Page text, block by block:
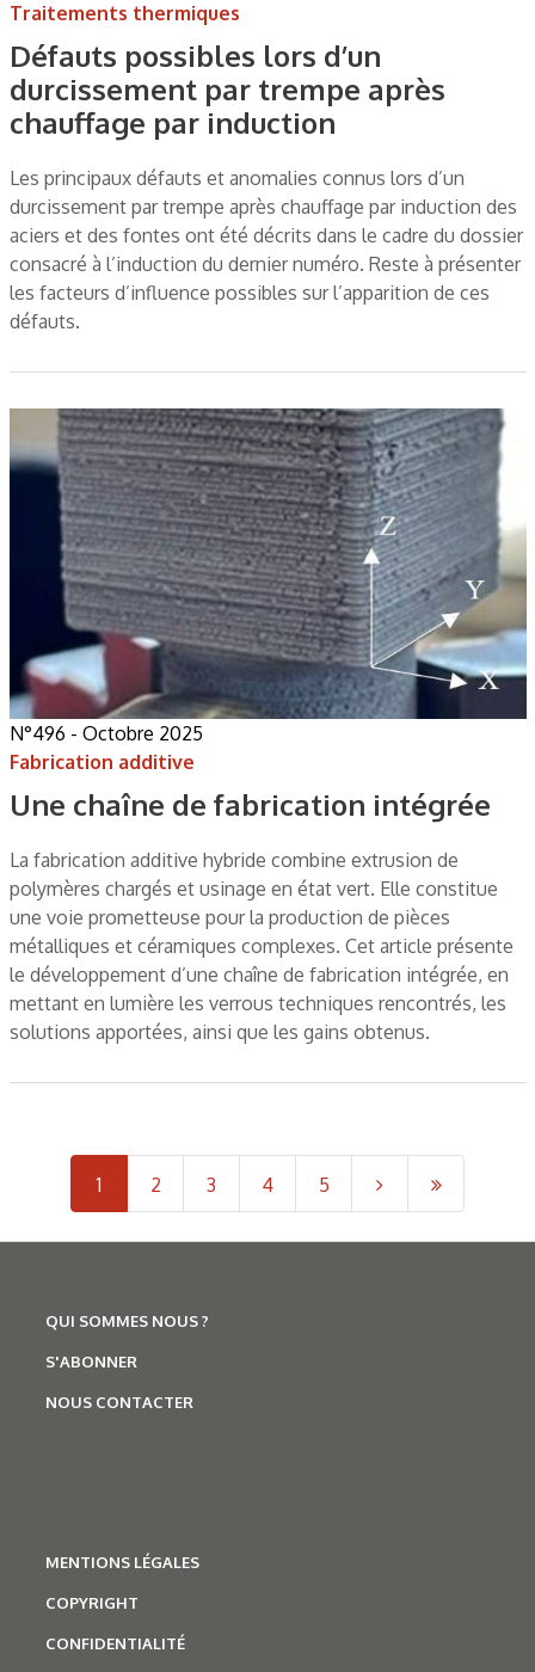
Traitements thermiques
Défauts possibles lors d’un
durcissement par trempe après
chauffage par induction
Les principaux défauts et anomalies connus lors d’un
durcissement par trempe après chauffage par induction des
aciers et des fontes ont été décrits dans le cadre du dossier
consacré à l’induction du dernier numéro. Reste à présenter
les facteurs d’influence possibles sur l’apparition de ces
défauts.
N°496 - Octobre 2025
Fabrication additive
Une chaîne de fabrication intégrée
La fabrication additive hybride combine extrusion de
polymères chargés et usinage en état vert. Elle constitue
une voie prometteuse pour la production de pièces
métalliques et céramiques complexes. Cet article présente
le développement d’une chaîne de fabrication intégrée, en
mettant en lumière les verrous techniques rencontrés, les
solutions apportées, ainsi que les gains obtenus.
1 2 3 4 5
QUI SOMMES NOUS ?
S'ABONNER
NOUS CONTACTER
MENTIONS LÉGALES
COPYRIGHT
CONFIDENTIALITÉ